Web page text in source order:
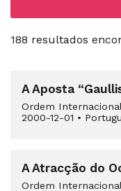
188 resultados
A Aposta
Ordem
2000-12-01 •
A Atracção do
Ordem